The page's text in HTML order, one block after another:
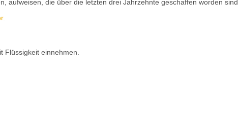
aufweisen, die über die letzten drei Jahrzehnte geschaffen worden sind.
.
Flüssigkeit einnehmen.